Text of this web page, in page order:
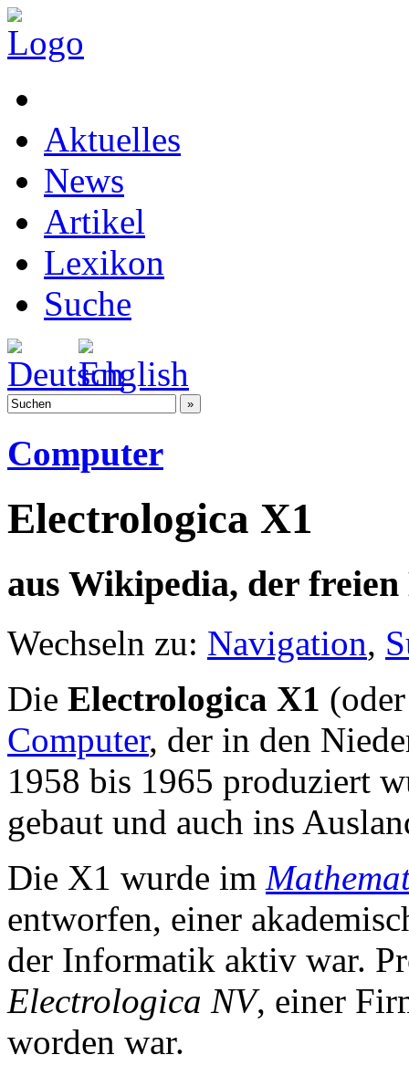
Aktuelles
News
Artikel
Lexikon
Suche
Computer
Electrologica X1
aus Wikipedia, der
Wechseln zu: Navigation,
Die Electrologica X1
Computer, der in den
1958 bis 1965 produziert
gebaut und auch ins
Die X1 wurde im
entworfen, einer
der Informatik aktiv war.
Electrologica NV, einer
worden war.